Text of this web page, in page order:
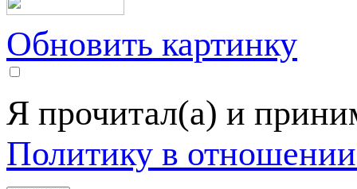
Обновить картинку
Я прочитал(а) и
Политику в